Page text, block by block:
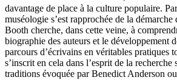
davantage de place à la culture populaire.
muséologie s’est rapprochée de la démarche
Booth cherche, dans cette veine, à
biographie des auteurs et le développement
parcours d’écrivains en véritables pratiques
s’inscrit en cela dans l’esprit de la
traditions évoquée par Benedict Anderson